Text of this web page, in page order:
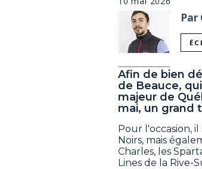
Par
Afin de bien
de Beauce,
majeur de
mai, un grand
Pour l'occasion,
Noirs, mais
Charles, les
Lines de la Rive-